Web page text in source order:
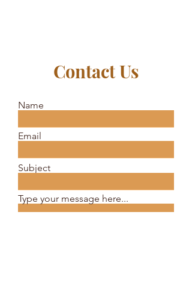
Contact Us
Name
Email
Subject
Type your message here...